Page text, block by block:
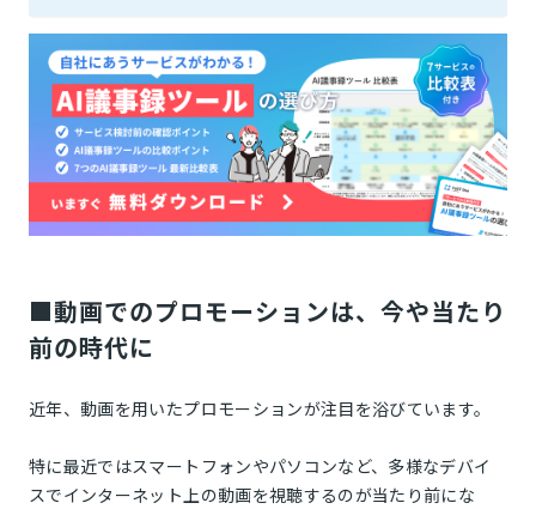
■動画でのプロモーションは、今や当たり
前の時代に
近年、動画を用いたプロモーションが注目を浴びています。
特に最近ではスマートフォンやパソコンなど、多様なデバイ
スでインターネット上の動画を視聴するのが当たり前にな